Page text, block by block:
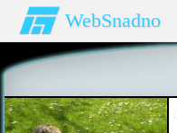
WebSnadno